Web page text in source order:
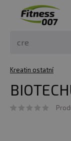
Kreatin ostatní